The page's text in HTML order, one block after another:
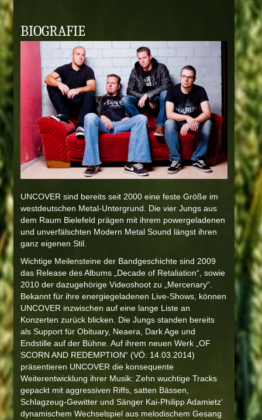
BIOGRAFIE
UNCOVER sind bereits seit 2000 eine feste Größe im
westdeutschen Metal-Untergrund. Die vier Jungs aus
dem Raum Bielefeld prägen mit ihrem powergeladenen
und unverfälschten Modern Metal Sound längst ihren
ganz eigenen Stil.
Wichtige Meilensteine der Bandgeschichte sind 2009
das Release des Albums „Decade of Retaliation“, sowie
2010 der dazugehörige Videoshoot zu „Mercenary“.
Bekannt für ihre energiegeladenen Live-Shows, können
UNCOVER inzwischen auf eine lange Liste an
Konzerten zurück blicken. Die Jungs standen bereits
als Support für Obituary, Neaera, Dark Age und
Endstille auf der Bühne. Auf ihrem neuen Werk „OF
SCORN AND REDEMPTION“ (VÖ: 14.03.2014)
präsentieren UNCOVER die konsequente
Weiterentwicklung ihrer Musik: Zehn wuchtige Tracks
gepackt mit aggressiven Riffs, satten Bässen,
Schlagzeug-Gewitter und Sänger Kai-Philipp Adamietz‘
dynamischem Wechselspiel aus melodischem Gesang